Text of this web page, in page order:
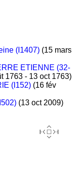
(I1407) (15 mars
ETIENNE (32-
1763 - 13 oct 1763)
(I152) (16 fév
(13 oct 2009)